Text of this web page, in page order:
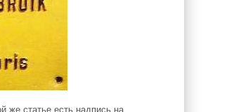
же статье есть надпись на